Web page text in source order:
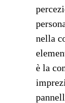
nella
è la